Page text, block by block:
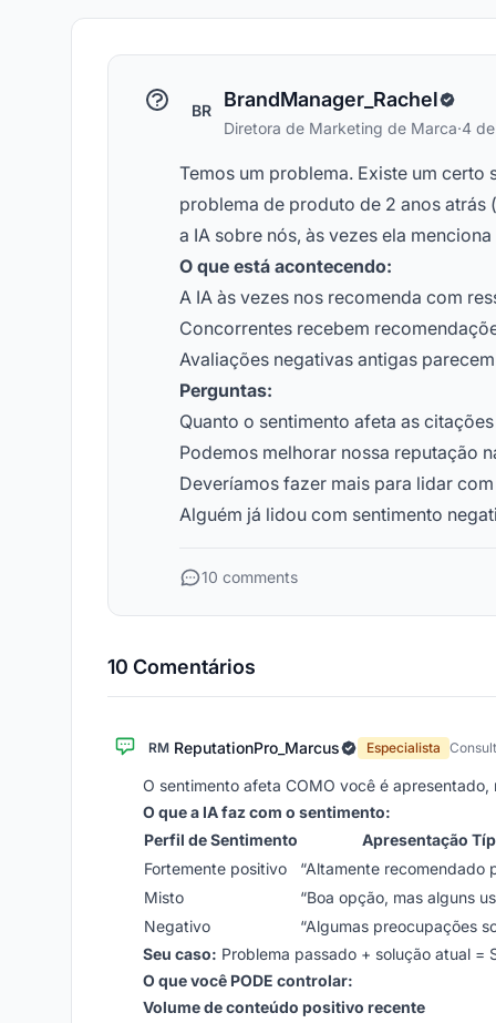
BR BrandManager_Rachel
Diretora de Marketing de Marca·4
Temos um problema. Existe um
problema de produto de 2 anos atrás
a IA sobre nós, às vezes ela
O que está acontecendo:
A IA às vezes nos recomenda com
Concorrentes recebem
Avaliações negativas antigas
Perguntas:
Quanto o sentimento afeta as
Podemos melhorar nossa reputação
Deveríamos fazer mais para lidar
Alguém já lidou com sentimento
10 comments
10 Comentários
RM ReputationPro_Marcus Especialista
O sentimento afeta COMO você é
O que a IA faz com o sentimento:
Perfil de Sentimento
Apresentação
Fortemente positivo
“Altamente recomendado
Misto
“Boa opção, mas alguns
Negativo
“Algumas preocupações
Seu caso: Problema passado + solução atual =
O que você PODE controlar:
Volume de conteúdo positivo recente